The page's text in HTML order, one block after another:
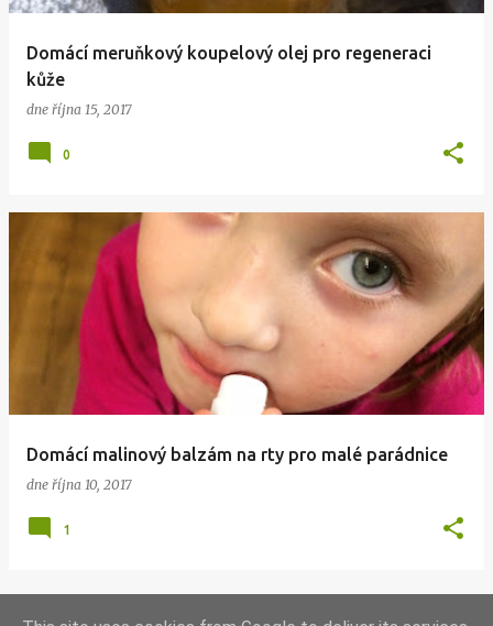
Domácí meruňkový koupelový olej pro regeneraci
kůže
dne října 15, 2017
0
Domácí malinový balzám na rty pro malé parádnice
dne října 10, 2017
1